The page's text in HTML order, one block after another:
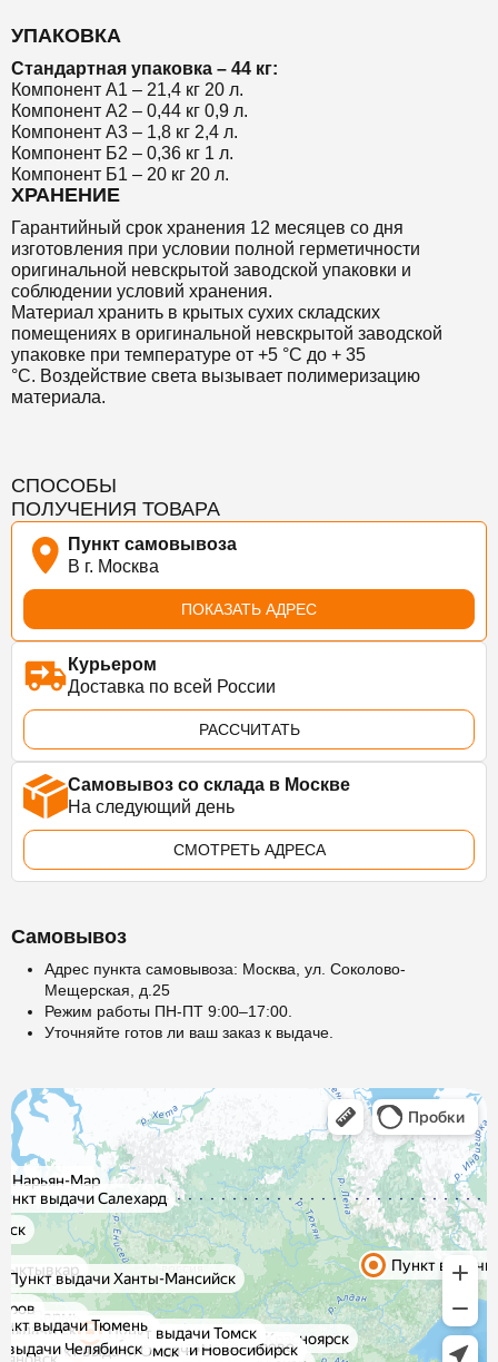
УПАКОВКА
Стандартная упаковка – 44 кг:
Компонент А1 – 21,4 кг 20 л.
Компонент А2 – 0,44 кг 0,9 л.
Компонент А3 – 1,8 кг 2,4 л.
Компонент Б2 – 0,36 кг 1 л.
Компонент Б1 – 20 кг 20 л.
ХРАНЕНИЕ
Гарантийный срок хранения 12 месяцев со дня
изготовления при условии полной герметичности
оригинальной невскрытой заводской упаковки и
соблюдении условий хранения.
Материал хранить в крытых сухих складских
помещениях в оригинальной невскрытой заводской
упаковке при температуре от +5 °С до + 35
°С. Воздействие света вызывает полимеризацию
материала.
СПОСОБЫ
ПОЛУЧЕНИЯ ТОВАРА
Пункт самовывоза
В г. Москва
ПОКАЗАТЬ АДРЕС
Курьером
Доставка по всей России
РАССЧИТАТЬ
Самовывоз со склада в Москве
На следующий день
СМОТРЕТЬ АДРЕСА
Самовывоз
Адрес пункта самовывоза: Москва, ул. Соколово-
Мещерская, д.25
Режим работы ПН-ПТ 9:00–17:00.
Уточняйте готов ли ваш заказ к выдаче.